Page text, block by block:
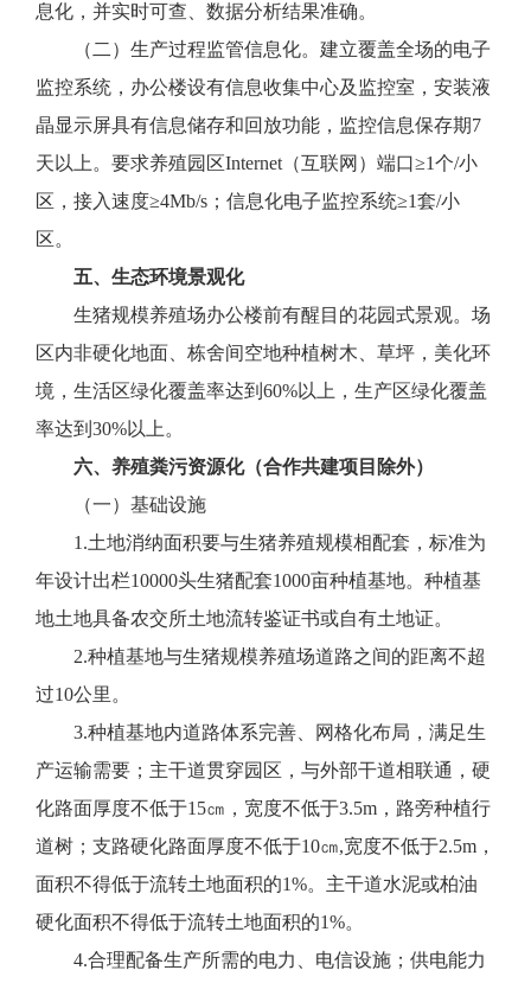
息化，并实时可查、数据分析结果准确。
（二）生产过程监管信息化。建立覆盖全场的电子
监控系统，办公楼设有信息收集中心及监控室，安装液
晶显示屏具有信息储存和回放功能，监控信息保存期7
天以上。要求养殖园区Internet（互联网）端口≥1个/小
区，接入速度≥4Mb/s；信息化电子监控系统≥1套/小
区。
五、生态环境景观化
生猪规模养殖场办公楼前有醒目的花园式景观。场
区内非硬化地面、栋舍间空地种植树木、草坪，美化环
境，生活区绿化覆盖率达到60%以上，生产区绿化覆盖
率达到30%以上。
六、养殖粪污资源化（合作共建项目除外）
（一）基础设施
1.土地消纳面积要与生猪养殖规模相配套，标准为
年设计出栏10000头生猪配套1000亩种植基地。种植基
地土地具备农交所土地流转鉴证书或自有土地证。
2.种植基地与生猪规模养殖场道路之间的距离不超
过10公里。
3.种植基地内道路体系完善、网格化布局，满足生
产运输需要；主干道贯穿园区，与外部干道相联通，硬
化路面厚度不低于15㎝，宽度不低于3.5m，路旁种植行
道树；支路硬化路面厚度不低于10㎝,宽度不低于2.5m，
面积不得低于流转土地面积的1%。主干道水泥或柏油
硬化面积不得低于流转土地面积的1%。
4.合理配备生产所需的电力、电信设施；供电能力